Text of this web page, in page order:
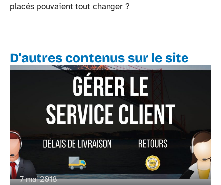
placés pouvaient tout changer ?
D'autres contenus sur le site
7 mai 2018